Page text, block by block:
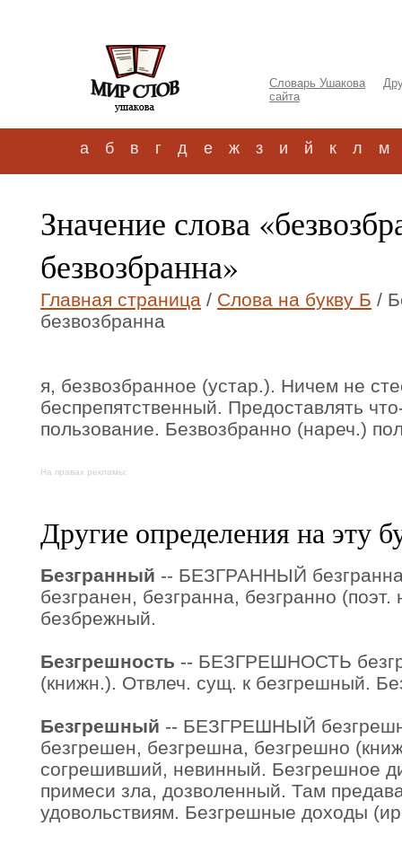
Словарь Ушакова
сайта
а б в г д е ж з и й к л м
Значение слова
безвозбранна»
Главная страница / Слова на букву Б /
безвозбранна
я, безвозбранное (устар.). Ничем не
беспрепятственный. Предоставлять
пользование. Безвозбранно (нареч.)
На правах рекламы:
Другие определения на эту
Безгранный -- БЕЗГРАННЫЙ
безгранен, безгранна, безгранно
безбрежный.
Безгрешность -- БЕЗГРЕШНОСТЬ
(книжн.). Отвлеч. сущ. к безгрешный.
Безгрешный -- БЕЗГРЕШНЫЙ
безгрешен, безгрешна, безгрешно
согрешивший, невинный. Безгрешное
примеси зла, дозволенный. Там
удовольствиям. Безгрешные доходы